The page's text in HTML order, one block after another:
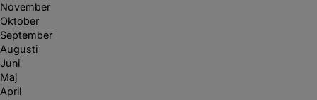
November
Oktober
September
Augusti
Juni
Maj
April